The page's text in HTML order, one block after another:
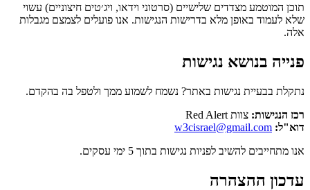
תוכן המוטמע מצדדים שלישיים (סרטוני וידאו, ויג׳טים חיצוניים) עשוי
שלא לעמוד באופן מלא בדרישות הנגישות. אנו פועלים לצמצם מגבלות
אלה.
פנייה בנושא נגישות
נתקלת בבעיית נגישות באתר? נשמח לשמוע ממך ולטפל בה בהקדם.
רכז הנגישות: צוות Red Alert
דוא"ל: w3cisrael@gmail.com
אנו מתחייבים להשיב לפניות נגישות בתוך 5 ימי עסקים.
עדכון ההצהרה